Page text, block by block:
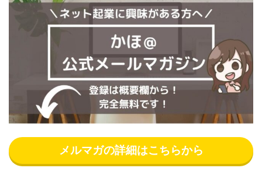
メルマガの詳細はこちらから